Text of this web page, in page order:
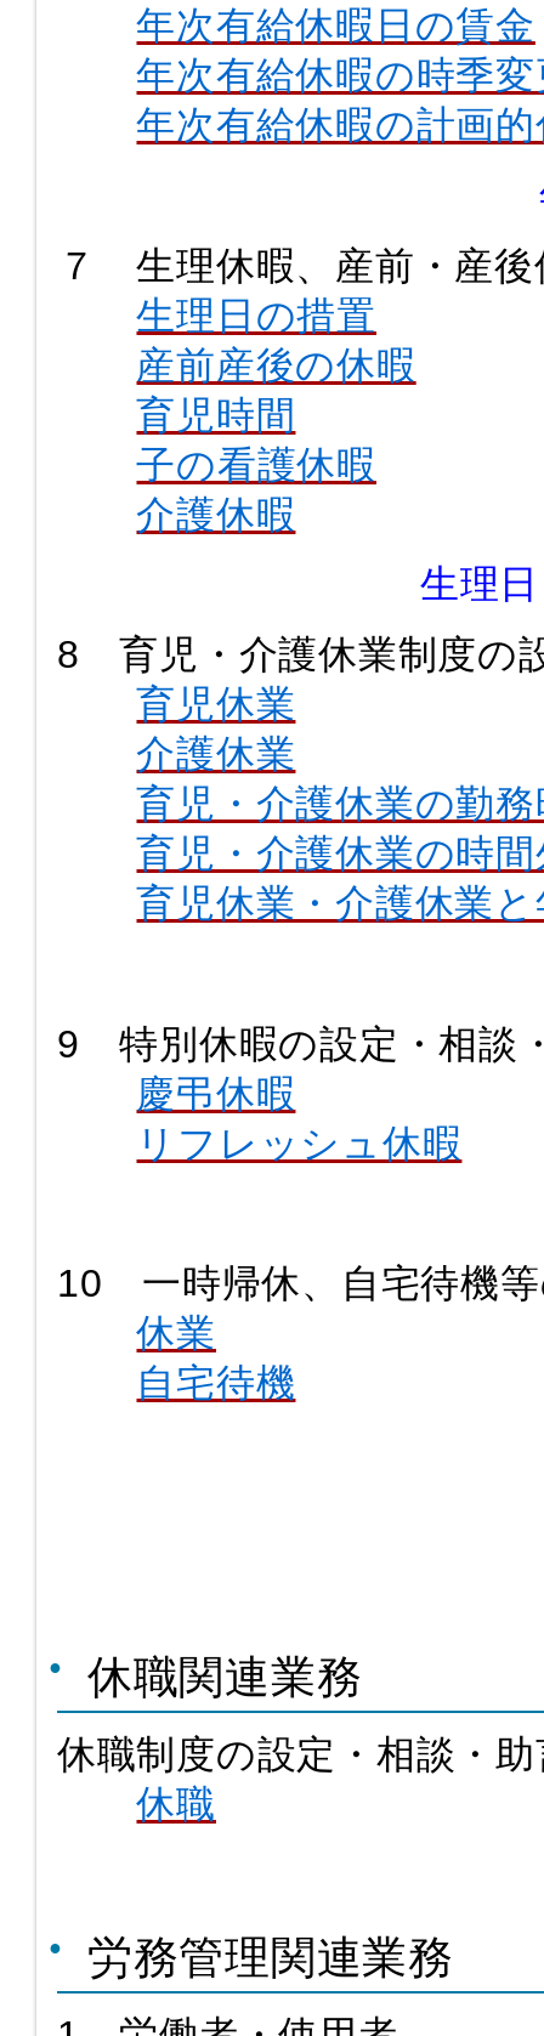
年次有給休暇日の賃金
年次有給休暇の時季
年次有給休暇の計画
７ 生理休暇、産前・産
生理日の措置
産前産後の休暇
育児時間
子の看護休暇
介護休暇
生理
8 育児・介護休業制度の
育児休業
介護休業
育児・介護休業の勤
育児・介護休業の時
育児休業・介護休業
9 特別休暇の設定・相談
慶弔休暇
リフレッシュ休暇
10 一時帰休、自宅待機
休業
自宅待機
休職関連業務
休職制度の設定・相談・助
休職
労務管理関連業務